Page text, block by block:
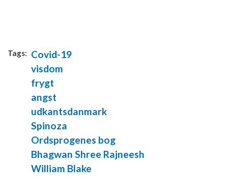
Tags: Covid-19
visdom
frygt
angst
udkantsdanmark
Spinoza
Ordsprogenes bog
Bhagwan Shree Rajneesh
William Blake